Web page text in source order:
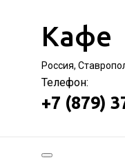
Кафе
Россия,
Телефон:
+7 (879)